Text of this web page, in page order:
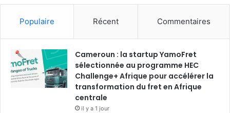
b
o
o
e
d
u
b
a
g
Populaire Récent Commentaires
Cameroun : la startup YamoFret
sélectionnée au programme HEC
Challenge+ Afrique pour accélérer la
transformation du fret en Afrique
centrale
il y a 1 jour